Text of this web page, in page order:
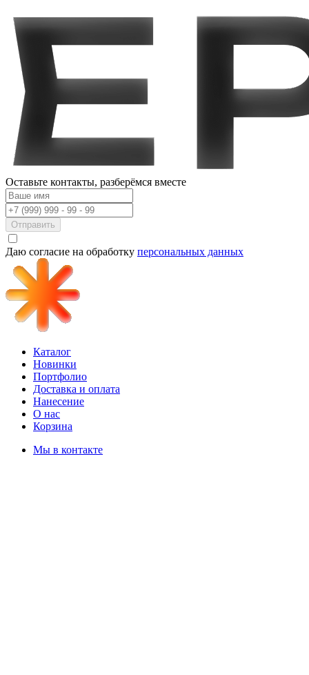
Оставьте контакты, разберёмся вместе
Отправить
Даю согласие на обработку персональных данных
Каталог
Новинки
Портфолио
Доставка и оплата
Нанесение
О нас
Корзина
Мы в контакте